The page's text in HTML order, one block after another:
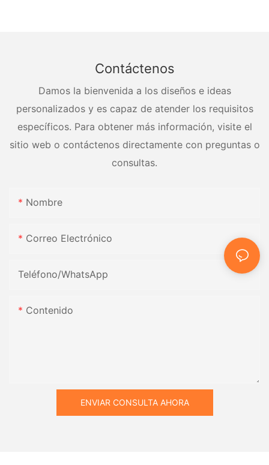
Contáctenos
Damos la bienvenida a los diseños e ideas
personalizados y es capaz de atender los requisitos
específicos. Para obtener más información, visite el
sitio web o contáctenos directamente con preguntas o
consultas.
Nombre
Correo Electrónico
Teléfono/WhatsApp
Contenido
ENVIAR CONSULTA AHORA